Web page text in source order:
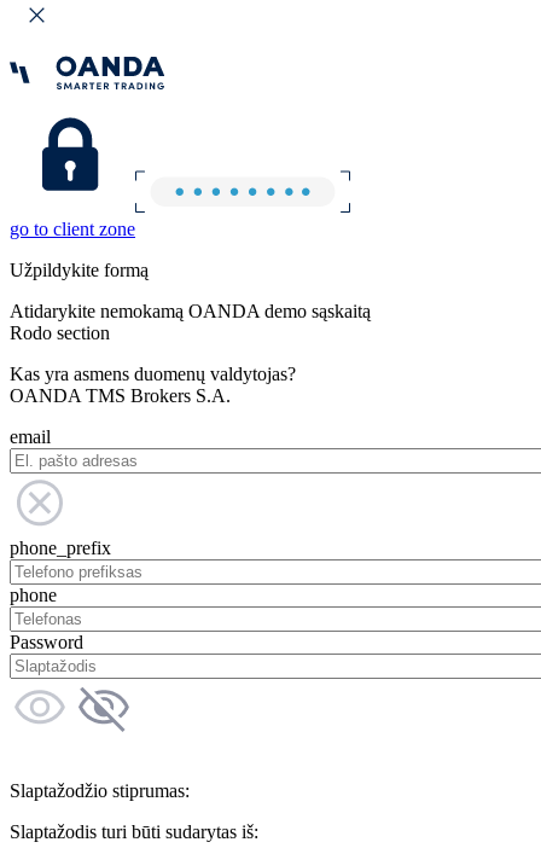
go to client zone
Užpildykite formą
Atidarykite nemokamą OANDA demo sąskaitą
Rodo section
Kas yra asmens duomenų valdytojas?
OANDA TMS Brokers S.A.
email
phone_prefix
phone
Password
Slaptažodžio stiprumas:
Slaptažodis turi būti sudarytas iš: